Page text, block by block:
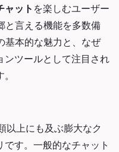
ャット を楽しむユーザー
と言える機能を多数備
基本的な魅力と、なぜ
ンツールとして注目され
以上にも及ぶ膨大なク
す。一般的なチャット